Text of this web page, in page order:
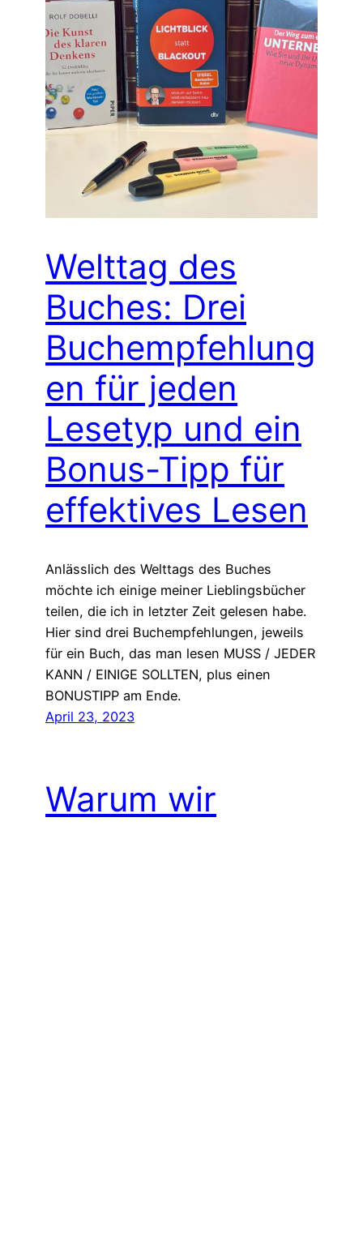
Welttag des
Buches: Drei
Buchempfehlung
en für jeden
Lesetyp und ein
Bonus-Tipp für
effektives Lesen
Anlässlich des Welttags des Buches
möchte ich einige meiner Lieblingsbücher
teilen, die ich in letzter Zeit gelesen habe.
Hier sind drei Buchempfehlungen, jeweils
für ein Buch, das man lesen MUSS / JEDER
KANN / EINIGE SOLLTEN, plus einen
BONUSTIPP am Ende.
April 23, 2023
Warum wir